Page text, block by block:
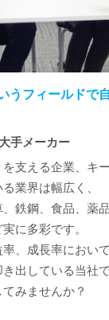
うフィールドで
手メーカー
支える企業、キー
業界は幅広く、
鉄鋼、食品、薬品
に多彩です。
、成長率において
出している当社
みませんか？